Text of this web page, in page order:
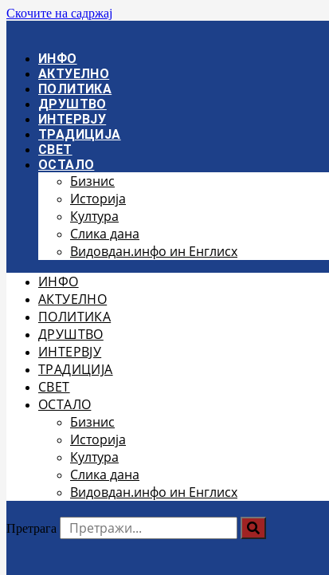
Скочите на садржај
ИНФО
АКТУЕЛНО
ПОЛИТИКА
ДРУШТВО
ИНТЕРВЈУ
ТРАДИЦИЈА
СВЕТ
ОСТАЛО
Бизнис
Историја
Култура
Слика дана
Видовдан.инфо ин Енглисх
ИНФО
АКТУЕЛНО
ПОЛИТИКА
ДРУШТВО
ИНТЕРВЈУ
ТРАДИЦИЈА
СВЕТ
ОСТАЛО
Бизнис
Историја
Култура
Слика дана
Видовдан.инфо ин Енглисх
Претрага